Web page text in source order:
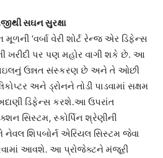
સઘન સુરક્ષા
‘વર્બા વેરી શોર્ટ રેન્જ એર ડિફેન્સ
ખરીદી પર પણ મહોર વાગી શકે છે. આ
ઉન્નત સંસ્કરણ છે અને તે ઓછી
અને ડ્રોનને તોડી પાડવામાં સક્ષમ
ડિફેન્સ કરશે.આ ઉપરાંત
સિસ્ટમ, સ્કોર્પિન શ્રેણીની
શિપબોર્ન એરિયલ સિસ્ટમ જેવા
આવશે. આ પ્રોજેક્ટને મંજૂરી